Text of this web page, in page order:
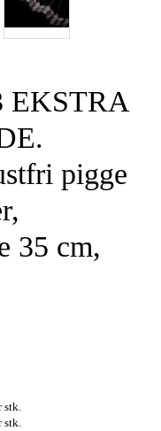
EKSTRA
pigge
35 cm,
stk.
stk.